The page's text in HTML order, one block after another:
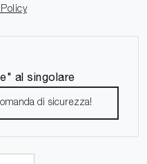
al singolare